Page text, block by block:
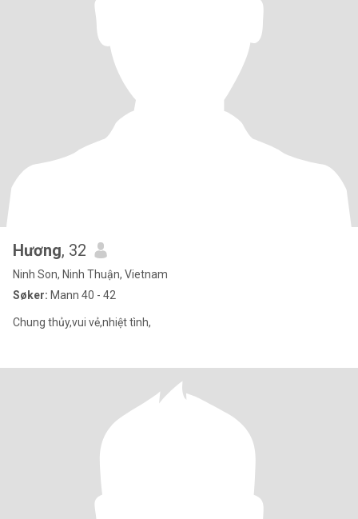
Hương, 32
Ninh Son, Ninh Thuận, Vietnam
Søker: Mann 40 - 42
Chung thủy,vui vẻ,nhiệt tình,